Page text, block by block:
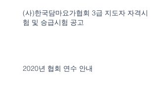
(사)한국담마요가협회 3급 지도자 자격시
험 및 승급시험 공고
2020년 협회 연수 안내